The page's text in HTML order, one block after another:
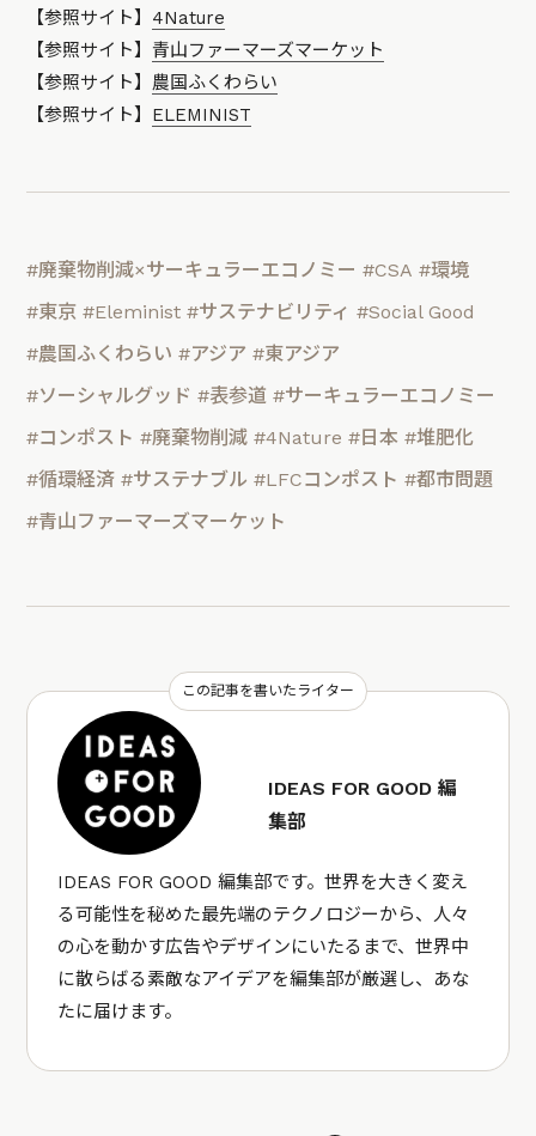
【参照サイト】 4Nature
【参照サイト】青山ファーマーズマーケット
【参照サイト】 農国ふくわらい
【参照サイト】 ELEMINIST
#廃棄物削減×サーキュラーエコノミー #CSA #環境
#東京 #Eleminist #サステナビリティ #Social Good
#農国ふくわらい #アジア #東アジア
#ソーシャルグッド #表参道 #サーキュラーエコノミー
#コンポスト #廃棄物削減 #4Nature #日本 #堆肥化
#循環経済 #サステナブル #LFCコンポスト #都市問題
#青山ファーマーズマーケット
この記事を書いたライター
IDEAS FOR GOOD 編
集部
IDEAS FOR GOOD 編集部です。世界を大きく変え
る可能性を秘めた最先端のテクノロジーから、人々
の心を動かす広告やデザインにいたるまで、世界中
に散らばる素敵なアイデアを編集部が厳選し、あな
たに届けます。